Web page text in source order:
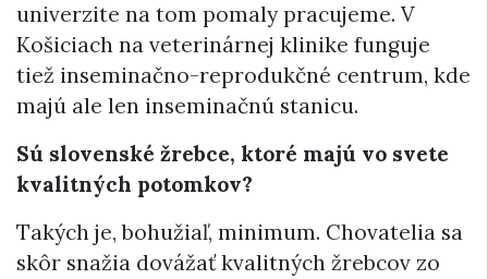
univerzite na tom pomaly pracujeme. V
Košiciach na veterinárnej klinike funguje
tiež inseminačno-reprodukčné centrum, kde
majú ale len inseminačnú stanicu.
Sú slovenské žrebce, ktoré majú vo svete
kvalitných potomkov?
Takých je, bohužiaľ, minimum. Chovatelia sa
skôr snažia dovážať kvalitných žrebcov zo